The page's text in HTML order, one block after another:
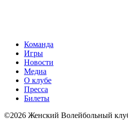
Команда
Игры
Новости
Медиа
О клубе
Пресса
Билеты
©2026 Женский Волейбольный